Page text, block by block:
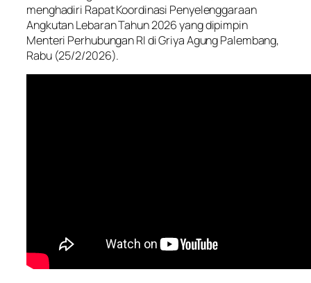
menghadiri Rapat Koordinasi Penyelenggaraan
Angkutan Lebaran Tahun 2026 yang dipimpin
Menteri Perhubungan RI di Griya Agung Palembang,
Rabu (25/2/2026).